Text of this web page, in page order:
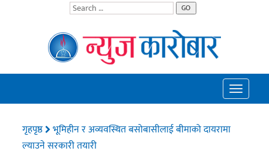
GO
Toggle
गृहपृष्ठ
भूमिहीन र अव्यवस्थित बसोबासीलाई बीमाको दायरामा
ल्याउने सरकारी तयारी